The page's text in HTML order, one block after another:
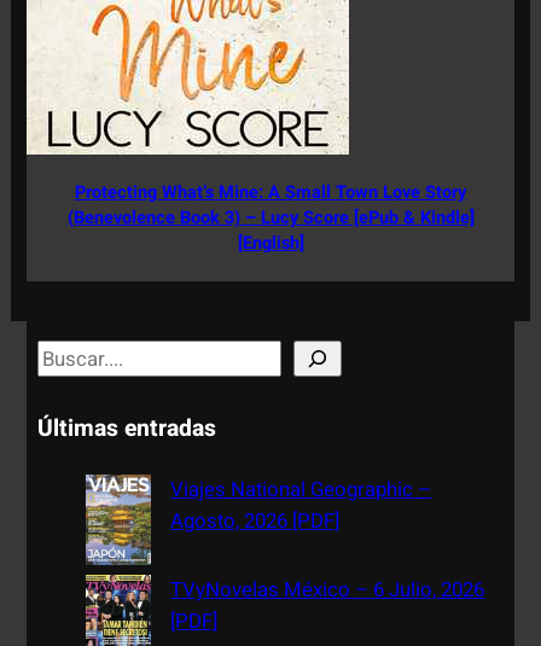
Protecting What’s Mine: A Small Town Love Story
(Benevolence Book 3) – Lucy Score [ePub & Kindle]
[English]
S
e
a
Últimas entradas
Viajes National Geographic –
Agosto, 2026 [PDF]
TVyNovelas México – 6 Julio, 2026
[PDF]